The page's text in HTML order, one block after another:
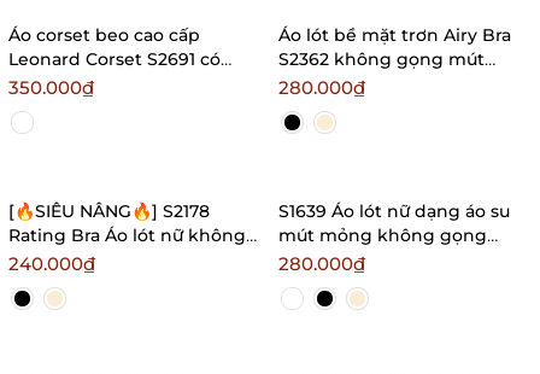
Áo corset beo cao cấp
Leonard Corset S2691 có
gọng mút gợi cảm quyến rũ
Bralettehousevn
350.000₫
Áo lót bề mặt trơn Airy Bra
S2362 không gọng mút
mỏng nâng đỡ không gây
hằn ngấn phiên bản nâng
cấp Bralettehousevn
280.000₫
[🔥SIÊU NÂNG🔥] S2178
Rating Bra Áo lót nữ không
gọng mút dày phối ren
Bralettehousevn
240.000₫
S1639 Áo lót nữ dạng áo su
mút mỏng không gọng
không hằn viền bề mặt trơn
dây mảnh Braletteshousevn
280.000₫